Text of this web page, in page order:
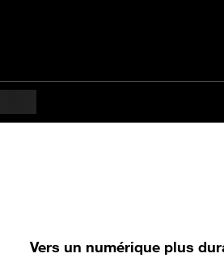
Vers un numérique plus